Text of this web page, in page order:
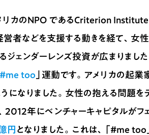
リカのNPO であるCriterion
者などを支援する動きを経て、女
ェンダーレンズ投資が広まりまし
#me too 」運動です。アメリカの起
になりました。女性の抱える問題を
2012年にベンチャーキャピタルがフ
円 となりました。これは、「#me